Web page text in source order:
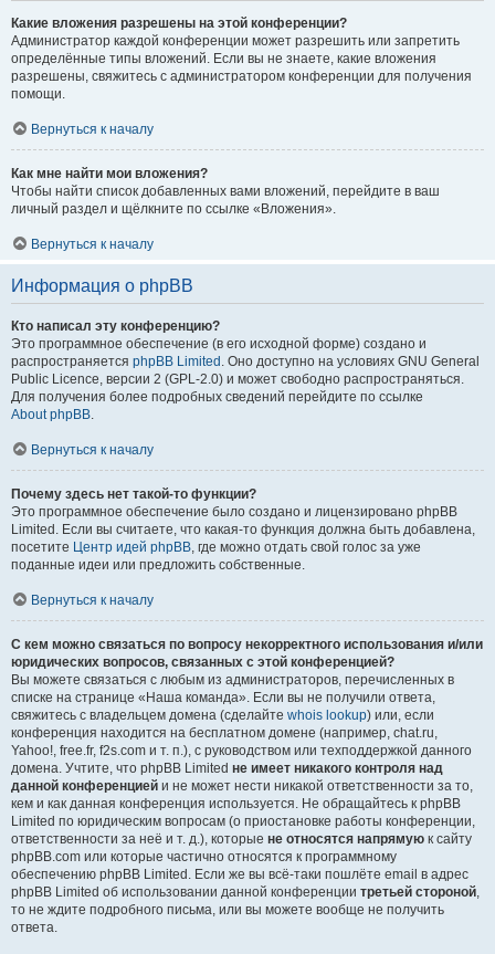
Какие вложения разрешены на этой конференции?
Администратор каждой конференции может разрешить или запретить
определённые типы вложений. Если вы не знаете, какие вложения
разрешены, свяжитесь с администратором конференции для получения
помощи.
Вернуться к началу
Как мне найти мои вложения?
Чтобы найти список добавленных вами вложений, перейдите в ваш
личный раздел и щёлкните по ссылке «Вложения».
Вернуться к началу
Информация о phpBB
Кто написал эту конференцию?
Это программное обеспечение (в его исходной форме) создано и
распространяется phpBB Limited . Оно доступно на условиях GNU General
Public Licence, версии 2 (GPL-2.0) и может свободно распространяться.
Для получения более подробных сведений перейдите по ссылке
About phpBB.
Вернуться к началу
Почему здесь нет такой-то функции?
Это программное обеспечение было создано и лицензировано phpBB
Limited. Если вы считаете, что какая-то функция должна быть добавлена,
посетите Центр идей phpBB, где можно отдать свой голос за уже
поданные идеи или предложить собственные.
Вернуться к началу
С кем можно связаться по вопросу некорректного использования и/или
юридических вопросов, связанных с этой конференцией?
Вы можете связаться с любым из администраторов, перечисленных в
списке на странице «Наша команда». Если вы не получили ответа,
свяжитесь с владельцем домена (сделайте whois lookup) или, если
конференция находится на бесплатном домене (например, chat.ru,
Yahoo!, free.fr, f2s.com и т. п.), с руководством или техподдержкой данного
домена. Учтите, что phpBB Limited не имеет никакого контроля над
данной конференцией и не может нести никакой ответственности за то,
кем и как данная конференция используется. Не обращайтесь к phpBB
Limited по юридическим вопросам (о приостановке работы конференции,
ответственности за неё и т. д.), которые не относятся напрямую к сайту
phpBB.com или которые частично относятся к программному
обеспечению phpBB Limited. Если же вы всё-таки пошлёте email в адрес
phpBB Limited об использовании данной конференции третьей стороной,
то не ждите подробного письма, или вы можете вообще не получить
ответа.